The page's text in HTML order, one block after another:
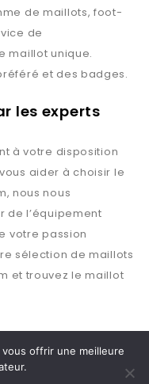
de maillots,foot-
de
maillot unique.
et des badges.
les experts
à votre disposition
aider à choisir le
, nous nous
de l’équipement
votre passion
sélection de maillots
et trouvez le maillot
offrir une meilleure